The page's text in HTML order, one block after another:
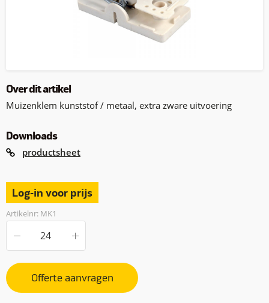
Over dit artikel
Muizenklem kunststof / metaal, extra zware uitvoering
Downloads
productsheet
Log-in voor prijs
Artikelnr: MK1
Offerte aanvragen